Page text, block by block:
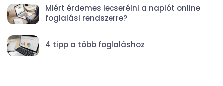
Miért érdemes lecserélni a naplót online
foglalási rendszerre?
4 tipp a több foglaláshoz